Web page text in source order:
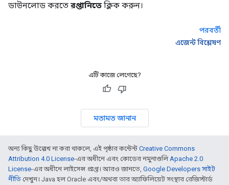
ডাউনলোড করতে রপ্তানিতে ক্লিক করুন।
পরবর্তী
এজেন্ট বিশ্লেষণ
এটি কাজে লেগেছে?
মতামত জানান
অন্য কিছু উল্লেখ না করা থাকলে, এই পৃষ্ঠার কন্টেন্ট Creative Commons
Attribution 4.0 License-এর অধীনে এবং কোডের নমুনাগুলিApache 2.0
License-এর অধীনে লাইসেন্স প্রাপ্ত। আরও জানতে, Google Developers সাইট
নীতি দেখুন। Java হল Oracle এবং/অথবা তার অ্যাফিলিয়েট সংস্থার রেজিস্টার্ড